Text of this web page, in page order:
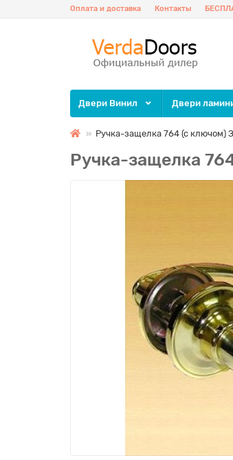
Оплата и доставка Контакты
Двери Винил Двери
Ручка-защелка 764 (с ключом)
Ручка-защелка